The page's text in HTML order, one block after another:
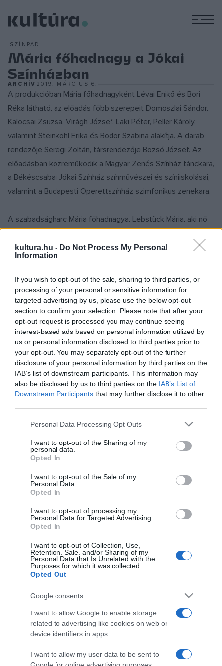
kultura.hu - Do Not Process My Personal
Information
If you wish to opt-out of the sale, sharing to third parties, or
processing of your personal or sensitive information for
targeted advertising by us, please use the below opt-out
section to confirm your selection. Please note that after your
opt-out request is processed you may continue seeing
interest-based ads based on personal information utilized by
us or personal information disclosed to third parties prior to
your opt-out. You may separately opt-out of the further
disclosure of your personal information by third parties on the
IAB’s list of downstream participants. This information may
also be disclosed by us to third parties on the IAB’s List of
Downstream Participants that may further disclose it to other
Please note that this website/app uses one or more Google
not limited to your visit or usage behaviour. You may click to
grant or deny consent to Google and its third-party tags to
use your data for below specified purposes in below Google
consent section.
Personal Data Processing Opt Outs
I want to opt-out of the Sharing of my
personal data.
Opted In
I want to opt-out of the Sale of my
Personal Data.
Opted In
I want to opt-out of processing my
Personal Data for Targeted Advertising.
Opted In
I want to opt-out of Collection, Use,
Retention, Sale, and/or Sharing of my
Personal Data that Is Unrelated with the
Purposes for which it was collected.
Opted Out
Google consents
I want to allow Google to enable storage
related to advertising like cookies on web or
device identifiers in apps.
I want to allow my user data to be sent to
SZÍNPAD
Mária főhadnagy a Jókai
Színházban
ARCHÍV2019. MÁRCIUS 6.
A produkcióban Mária főhadnagyként Lévai Enikő és Bori
Réka látható, az előadás főbb szerepeit Domoszlai Sándor,
Kalocsai Zsuzsa, Virágh József, Laki Péter, Peller Károly,
valamint Steinkohl Erika és Bodor Szabina alakítja. A darab
rendezője Seregi Zoltán, társrendezője Bozsó József. Az
előadásban közreműködik a Magyar Zenés Színház tánckara,
a Békéscsabai Jókai Színház színművészei és színiiskolásai,
valamint a Budapesti Operettszínház szimfonikus zenekara.
A szabadságharc Mária főhadnagya, Lebstück Mária, aki nő
honvédseregében, Zágrábban született 1830. augusztus 15-
én. Apja a legjobb nevelést akarta biztosítani gyermekének,
ezért Bécsben élő nagybátyjához küldte, hogy a
császárvárosban végezze iskoláit. A nagybácsi, báró
Simonich Boldizsár császári ezredes nagy hatást gyakorolt a
fiatal lányra, aki 1848-ban, a bécsi forradalom kitörésekor
férfiruhába bújt, és Lebstück Károly néven csatlakozott az
egyetemi légióhoz. A bécsi forradalom leverése után
Magyarországra szökött. Sikerült bekerülnie a német
légióba, majd a tiroli vadászokhoz, sok csatában vett részt.
Harcolt a branyiszkói áttörésnél és az 1849. februári
kápolnai csatában is, ahol megsebesült. Hősies helytállását
Az 1848-49-es szabadságharc különös sorsú női tisztje
élettörténetét, akinek róla írt novellája a Pesti Hírlapban
jelent meg. Az ő emléke előtt tiszteleg Huszka Jenő és
Szilágyi László operettje, bár a műfaj szabályai szerint happy
enddel végződő történetből kimaradtak a tragikus
A színházak együttműködési megállapodása alapján 2019
szeptemberében a Veszprémi Petőfi Színházban, 2020
márciusában pedig a Budapesti Operettszínházban mutatják
Forrás: MTI